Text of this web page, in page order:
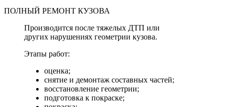
ПОЛНЫЙ РЕМОНТ КУЗОВА
Производится после тяжелых ДТП или
других нарушениях геометрии кузова.
Этапы работ:
оценка;
снятие и демонтаж составных частей;
восстановление геометрии;
подготовка к покраске;